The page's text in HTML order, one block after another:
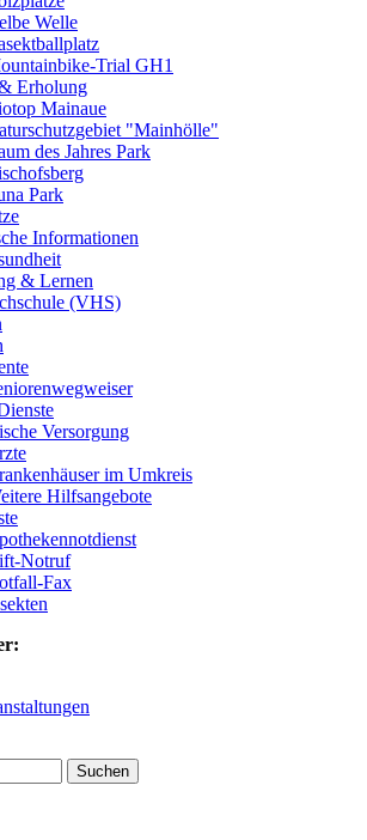
Welle
Trial GH1
Erholung
Mainaue
"Mainhölle"
des Jahres Park
Park
Informationen
& Lernen
(VHS)
Versorgung
im Umkreis
Hilfsangebote
Notruf
Fax
Suchen